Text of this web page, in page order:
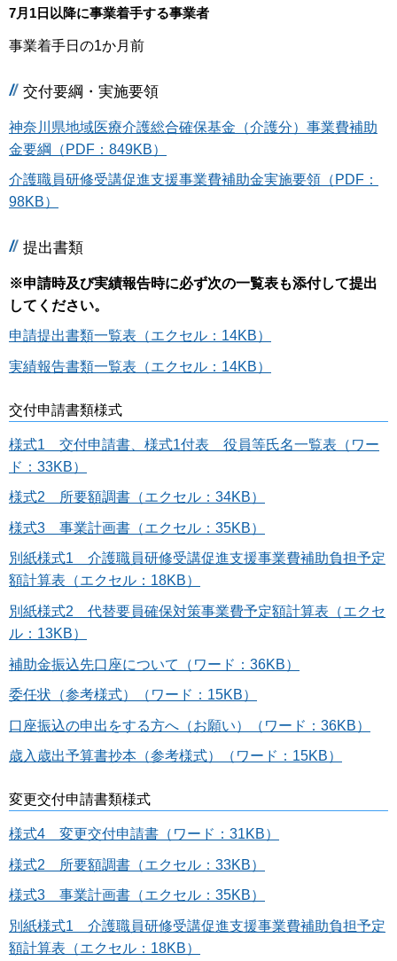
7月1日以降に事業着手する事業者
事業着手日の1か月前
交付要綱・実施要領
神奈川県地域医療介護総合確保基金（介護分）事業費補助
金要綱（PDF：849KB）
介護職員研修受講促進支援事業費補助金実施要領（PDF：
98KB）
提出書類
※申請時及び実績報告時に必ず次の一覧表も添付して提出
してください。
申請提出書類一覧表（エクセル：14KB）
実績報告書類一覧表（エクセル：14KB）
交付申請書類様式
様式1 交付申請書、様式1付表 役員等氏名一覧表（ワー
ド：33KB）
様式2 所要額調書（エクセル：34KB）
様式3 事業計画書（エクセル：35KB）
別紙様式1 介護職員研修受講促進支援事業費補助負担予定
額計算表（エクセル：18KB）
別紙様式2 代替要員確保対策事業費予定額計算表（エクセ
ル：13KB）
補助金振込先口座について（ワード：36KB）
委任状（参考様式）（ワード：15KB）
口座振込の申出をする方へ（お願い）（ワード：36KB）
歳入歳出予算書抄本（参考様式）（ワード：15KB）
変更交付申請書類様式
様式4 変更交付申請書（ワード：31KB）
様式2 所要額調書（エクセル：33KB）
様式3 事業計画書（エクセル：35KB）
別紙様式1 介護職員研修受講促進支援事業費補助負担予定
額計算表（エクセル：18KB）